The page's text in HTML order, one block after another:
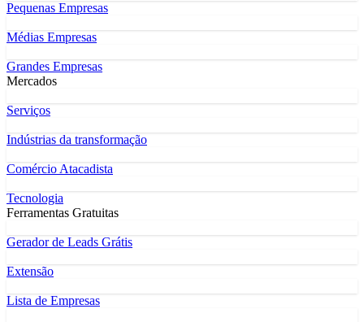
Pequenas Empresas
Médias Empresas
Grandes Empresas
Mercados
Serviços
Indústrias da transformação
Comércio Atacadista
Tecnologia
Ferramentas Gratuitas
Gerador de Leads Grátis
Extensão
Lista de Empresas